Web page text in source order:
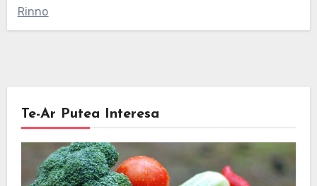
Rinno
Te-Ar Putea Interesa